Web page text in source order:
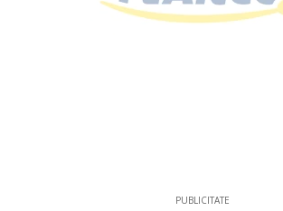
PUBLICITATE